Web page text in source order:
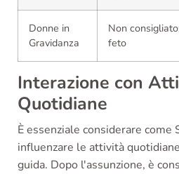
Donne in
Gravidanza
Non
feto
Interazione con
Quotidiane
È essenziale considerare come
influenzare le attività
guida. Dopo l'assunzione, è